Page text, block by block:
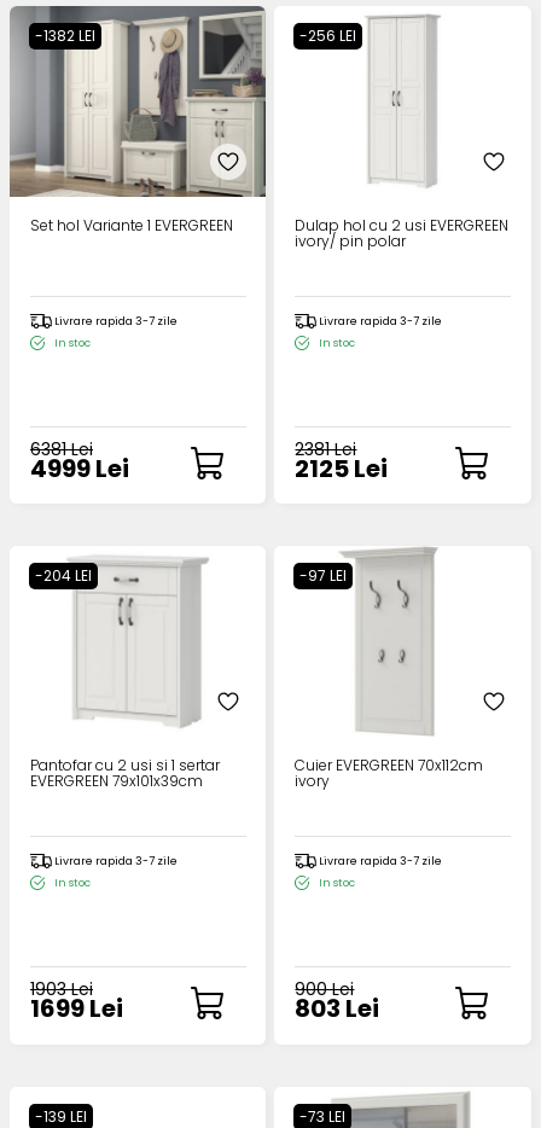
-1382 LEI
Set hol Variante 1 EVERGREEN
Livrare rapida 3-7 zile
In stoc
6381 Lei
4999 Lei
-256 LEI
Dulap hol cu 2 usi EVERGREEN
ivory/ pin polar
Livrare rapida 3-7 zile
In stoc
2381 Lei
2125 Lei
-204 LEI
Pantofar cu 2 usi si 1 sertar
EVERGREEN 79x101x39cm
Livrare rapida 3-7 zile
In stoc
1903 Lei
1699 Lei
-97 LEI
Cuier EVERGREEN 70x112cm
ivory
Livrare rapida 3-7 zile
In stoc
900 Lei
803 Lei
-139 LEI -73 LEI